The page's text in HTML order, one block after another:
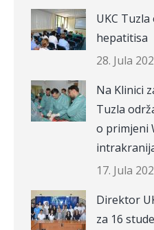
UKC
hepatitisa
28. Jula
Na Klinici
Tuzla
o primjeni
17. Jula
Direktor
za 16